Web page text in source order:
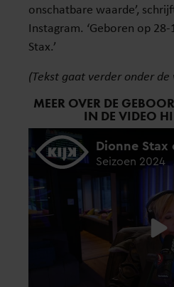
onschatbare waarde’,
Instagram. ‘Geboren op
Stax.’
(Tekst gaat verder onder de
MEER OVER DE
IN DE VIDEO